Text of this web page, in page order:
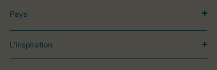
Pays
L’inspiration